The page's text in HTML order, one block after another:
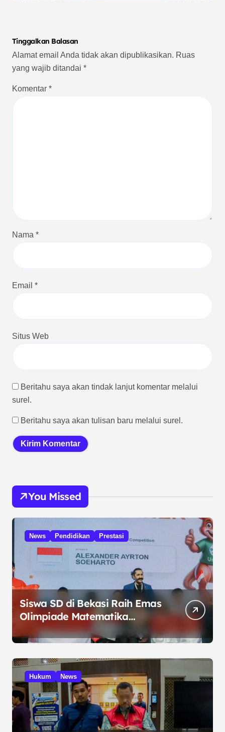
Tinggalkan Balasan
Alamat email Anda tidak akan dipublikasikan. Ruas
yang wajib ditandai *
Komentar *
Nama *
Email *
Situs Web
Beritahu saya akan tindak lanjut komentar melalui
surel.
Beritahu saya akan tulisan baru melalui surel.
You Missed
News Pendidikan Prestasi
Siswa SD di Bekasi Raih Emas
Olimpiade Matematika
Internasional di Malaysia
Hukum News